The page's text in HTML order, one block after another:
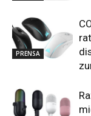
PRENSA